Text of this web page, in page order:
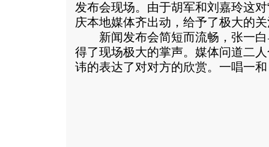
发布会现场。由于胡军和刘嘉玲这
庆本地媒体齐出动，给予了极大的
新闻发布会简短而流畅，张一白
得了现场极大的掌声。媒体问道二
讳的表达了对对方的欣赏。 一唱一